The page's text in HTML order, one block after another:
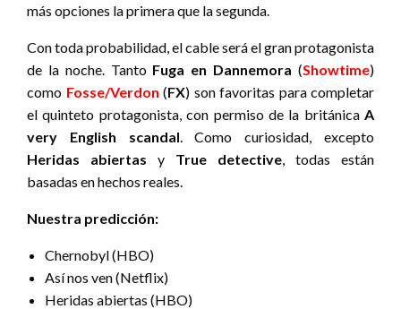
más opciones la primera que la segunda.
Con toda probabilidad, el cable será el gran protagonista
de la noche. Tanto Fuga en Dannemora (Showtime)
como Fosse/Verdon (FX) son favoritas para completar
el quinteto protagonista, con permiso de la británica A
very English scandal. Como curiosidad, excepto
Heridas abiertas y True detective, todas están
basadas en hechos reales.
Nuestra predicción:
Chernobyl (HBO)
Así nos ven (Netflix)
Heridas abiertas (HBO)